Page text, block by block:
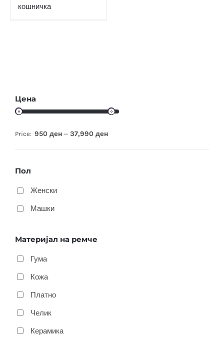
кошничка
Цена
Price: 950 ден — 37,990 ден
Пол
Женски
Машки
Материјал на ремче
Гума
Кожа
Платно
Челик
Керамика